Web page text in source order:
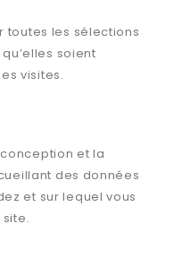
toutes les sélections
soient
visites.
et la
des données
et sur lequel vous